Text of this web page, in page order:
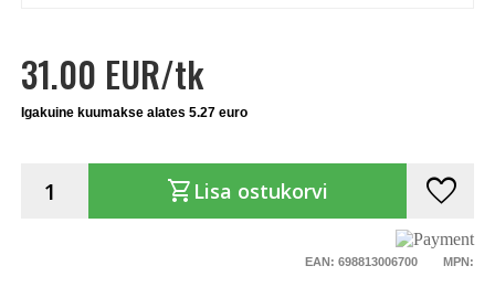
31.00 EUR/tk
Igakuine kuumakse alates 5.27 euro
shopping_cart Lisa ostukorvi favorite
EAN: 698813006700 MPN: